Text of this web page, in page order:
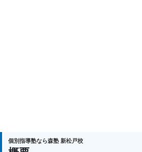
入塾後、4回授業を受けられるま
ルされた場合は、 すでに納入さ
個別指導塾なら森塾 新松戸校